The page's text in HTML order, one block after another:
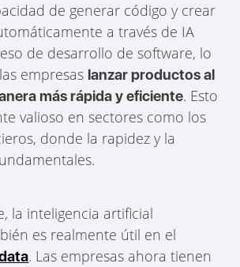
de generar código y crear
a través de IA
de desarrollo de software, lo
empresas lanzar productos al
más rápida y eficiente. Esto
valioso en sectores como los
donde la rapidez y la
la inteligencia artificial
es realmente útil en el
. Las empresas ahora tienen